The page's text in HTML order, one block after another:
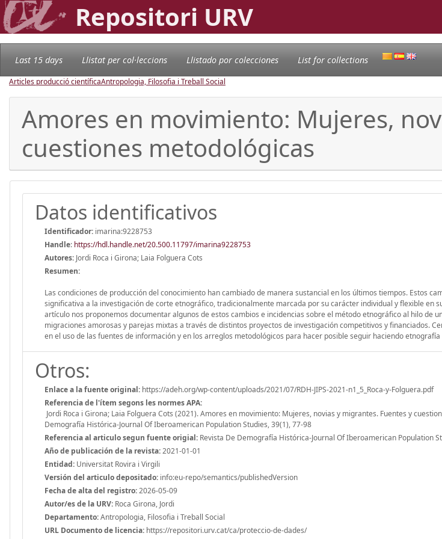
Repositori URV
Last 15 days Llistat per col·leccions Llistado por colecciones List for collections
Articles producció científicaAntropologia, Filosofia i Treball Social
Amores en movimiento: Mujeres,
cuestiones metodológicas
Datos identificativos
Identificador: imarina:9228753
Handle: https://hdl.handle.net/20.500.11797/imarina9228753
Autores: Jordi Roca i Girona; Laia Folguera Cots
Resumen:
Las condiciones de producción del conocimiento han cambiado de manera sustancial en los últimos tiempos. Estos
significativa a la investigación de corte etnográfico, tradicionalmente marcada por su carácter individual y flexible en
artículo nos proponemos documentar algunos de estos cambios e incidencias sobre el método etnográfico al hilo de
migraciones amorosas y parejas mixtas a través de distintos proyectos de investigación competitivos y financiados.
en el uso de las fuentes de información y en los arreglos metodológicos para hacer posible seguir haciendo
Otros:
Enlace a la fuente original: https://adeh.org/wp-content/uploads/2021/07/RDH-JIPS-2021-n1_5_Roca-y-Folguera.pdf
Referencia de l'ítem segons les normes APA:
Jordi Roca i Girona; Laia Folguera Cots (2021). Amores en movimiento: Mujeres, novias y migrantes. Fuentes y
Demografía Histórica-Journal Of Iberoamerican Population Studies, 39(1), 77-98
Referencia al articulo segun fuente origial: Revista De Demografía Histórica-Journal Of Iberoamerican Population
Año de publicación de la revista:2021-01-01
Entidad: Universitat Rovira i Virgili
Versión del articulo depositado: info:eu-repo/semantics/publishedVersion
Fecha de alta del registro:2026-05-09
Autor/es de la URV: Roca Girona, Jordi
Departamento:Antropologia, Filosofia i Treball Social
URL Documento de licencia: https://repositori.urv.cat/ca/proteccio-de-dades/